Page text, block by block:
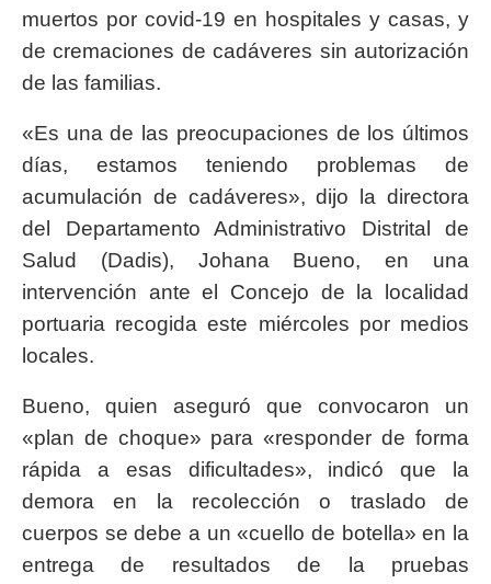
muertos por covid-19 en hospitales y casas, y
de cremaciones de cadáveres sin autorización
de las familias.
«Es una de las preocupaciones de los últimos
días, estamos teniendo problemas de
acumulación de cadáveres», dijo la directora
del Departamento Administrativo Distrital de
Salud (Dadis), Johana Bueno, en una
intervención ante el Concejo de la localidad
portuaria recogida este miércoles por medios
locales.
Bueno, quien aseguró que convocaron un
«plan de choque» para «responder de forma
rápida a esas dificultades», indicó que la
demora en la recolección o traslado de
cuerpos se debe a un «cuello de botella» en la
entrega de resultados de la pruebas